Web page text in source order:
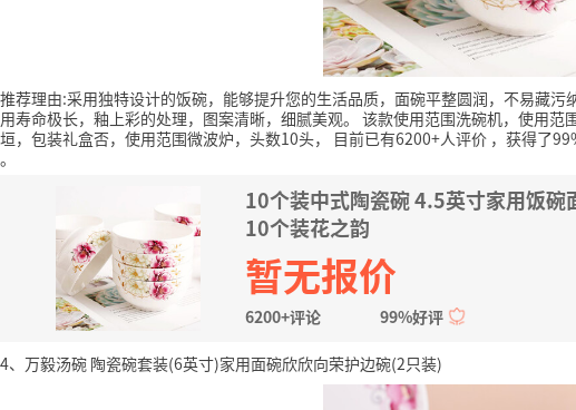
推荐理由:采用独特设计的饭碗，能够提升您的生活品质，面碗平整圆润，不易藏
用寿命极长，釉上彩的处理，图案清晰，细腻美观。 该款使用范围洗碗机，使用范
垣，包装礼盒否，使用范围微波炉，头数10头，
目前已有6200+人评价 ，获得了
。
10个装中式陶瓷碗 4.5英寸家用饭
10个装花之韵
暂无报价
6200+评论 99%好评
4、万毅汤碗 陶瓷碗套装(6英寸)家用面碗欣欣向荣护边碗(2只装)